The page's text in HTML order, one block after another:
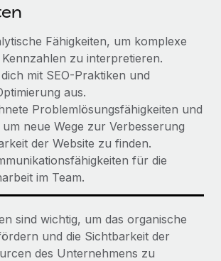
Fähigkeiten, um komplexe
zu interpretieren.
mit SEO-Praktiken und
aus.
Problemlösungsfähigkeiten und
neue Wege zur Verbesserung
der Website zu finden.
für die
im Team.
sind wichtig, um das organische
und die Sichtbarkeit der
des Unternehmens zu